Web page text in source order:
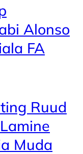
Alonso
FA
Ruud
Muda